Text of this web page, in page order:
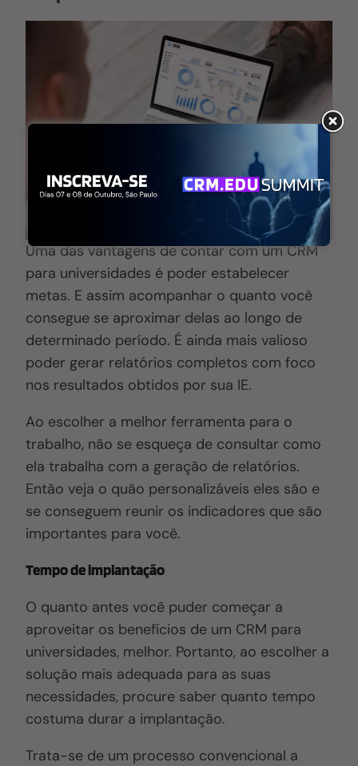
Uma das vantagens de contar com um CRM
para universidades é poder estabelecer
metas. E assim acompanhar o quanto você
consegue se aproximar delas ao longo de
determinado período. É ainda mais valioso
poder gerar relatórios completos com foco
nos resultados obtidos por sua IE.
Ao escolher a melhor ferramenta para o
trabalho, não se esqueça de consultar como
ela trabalha com a geração de relatórios.
Então veja o quão personalizáveis eles são e
se conseguem reunir os indicadores que são
importantes para você.
Tempo de implantação
O quanto antes você puder começar a
aproveitar os benefícios de um CRM para
universidades, melhor. Portanto, ao escolher a
solução mais adequada para as suas
necessidades, procure saber quanto tempo
costuma durar a implantação.
Trata-se de um processo convencional a